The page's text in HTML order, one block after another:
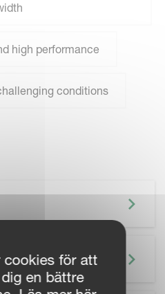
high performance
conditions
cookies för att
en bättre